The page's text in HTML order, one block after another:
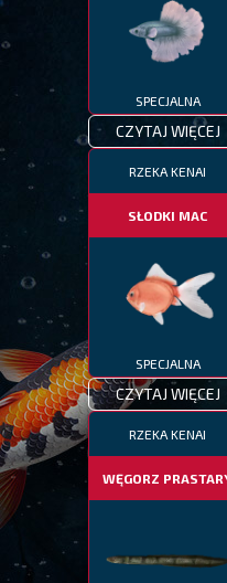
SPECJALNA
CZYTAJ WIĘCEJ
RZEKA KENAI
SŁODKI MAC
SPECJALNA
CZYTAJ WIĘCEJ
RZEKA KENAI
WĘGORZ